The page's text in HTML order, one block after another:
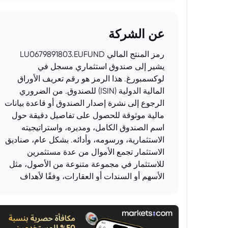
عن الشركة
رمز المنتج المالي LU0679891803.EUFUND
يشير إلى صندوق استثماري مسجل في
لوكسمبورغ. هذا الرمز هو رقم تعريف الأوراق
المالية الدولية (ISIN) للصندوق. من الضروري
الرجوع إلى نشرة إصدار الصندوق أو قاعدة بيانات
مالية موثوقة للحصول على تفاصيل دقيقة حول
اسم الصندوق الكامل، ومديره، واستراتيجيته
الاستثمارية، ورسومه، وأدائه. بشكل عام، صناديق
الاستثمار تجمع الأموال من عدة مستثمرين
للاستثمار في مجموعة متنوعة من الأصول، مثل
الأسهم أو السندات أو العقارات، وفقًا لأهداف